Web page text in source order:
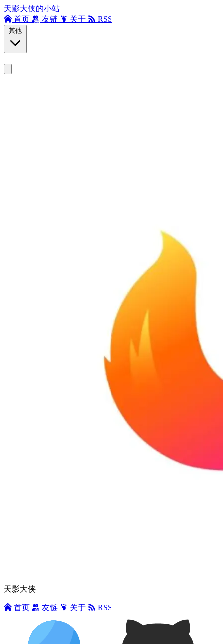
天影大侠的小站
首页
友链 关于 RSS
其他
天影大侠
首页 友链 关于 RSS